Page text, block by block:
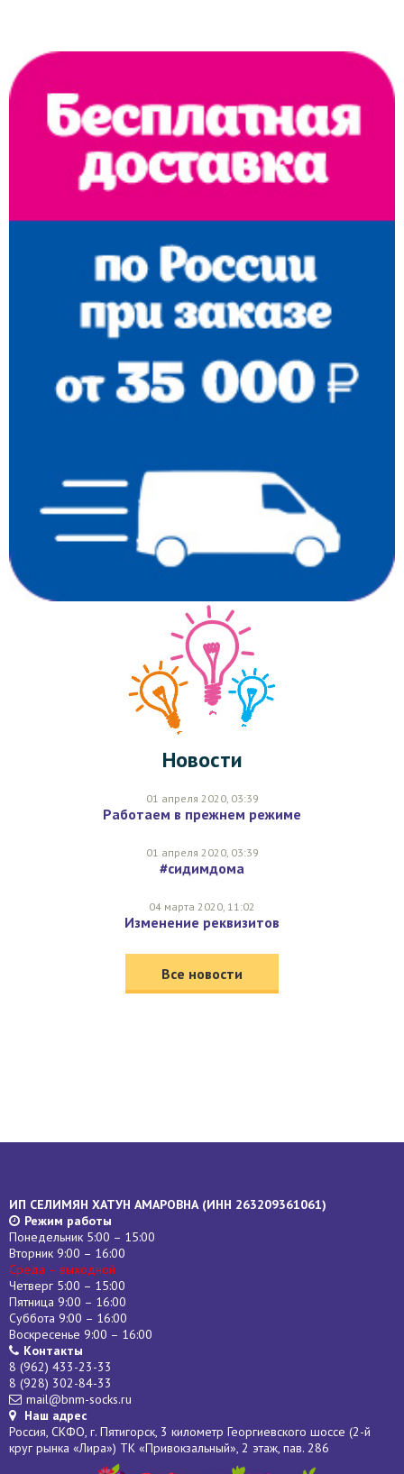
Новости
01 апреля 2020, 03:39
Работаем в прежнем режиме
01 апреля 2020, 03:39
#сидимдома
04 марта 2020, 11:02
Изменение реквизитов
Все новости
ИП СЕЛИМЯН ХАТУН АМАРОВНА (ИНН 263209361061)
Режим работы
Понедельник 5:00 – 15:00
Вторник 9:00 – 16:00
Среда – выходной
Четверг 5:00 – 15:00
Пятница 9:00 – 16:00
Суббота 9:00 – 16:00
Воскресенье 9:00 – 16:00
Контакты
8 (962) 433-23-33
8 (928) 302-84-33
mail@bnm-socks.ru
Наш адрес
Россия, СКФО, г. Пятигорск, 3 километр Георгиевского шоссе (2-й
круг рынка «Лира») ТК «Привокзальный», 2 этаж, пав. 286